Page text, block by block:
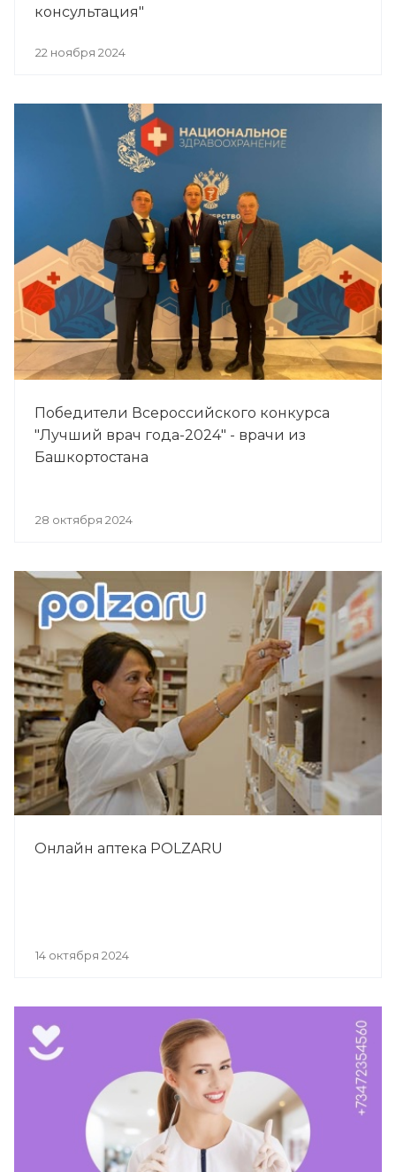
консультация"
22 ноября 2024
Победители Всероссийского конкурса
"Лучший врач года-2024" - врачи из
Башкортостана
28 октября 2024
Онлайн аптека POLZARU
14 октября 2024